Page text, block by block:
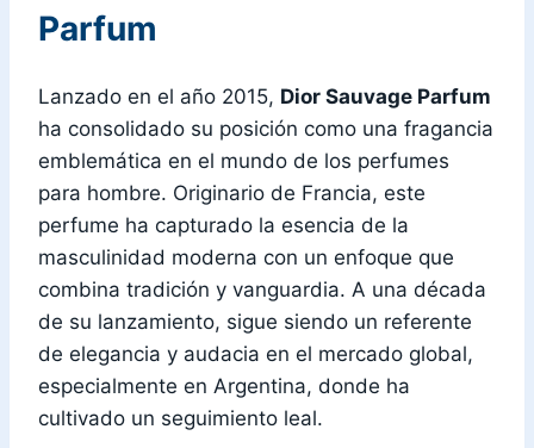
Parfum
Lanzado en el año 2015, Dior Sauvage Parfum
ha consolidado su posición como una fragancia
emblemática en el mundo de los perfumes
para hombre. Originario de Francia, este
perfume ha capturado la esencia de la
masculinidad moderna con un enfoque que
combina tradición y vanguardia. A una década
de su lanzamiento, sigue siendo un referente
de elegancia y audacia en el mercado global,
especialmente en Argentina, donde ha
cultivado un seguimiento leal.